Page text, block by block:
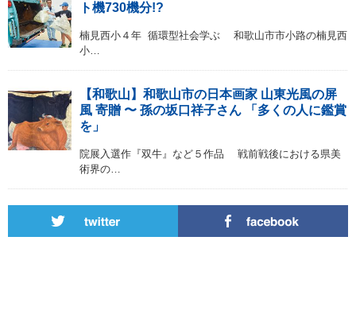
ト機730機分!?
楠見西小４年 循環型社会学ぶ 和歌山市市小路の楠見西
小…
【和歌山】和歌山市の日本画家 山東光風の屏
風 寄贈 〜 孫の坂口祥子さん 「多くの人に鑑賞
を」
院展入選作『双牛』など５作品 戦前戦後における県美
術界の…